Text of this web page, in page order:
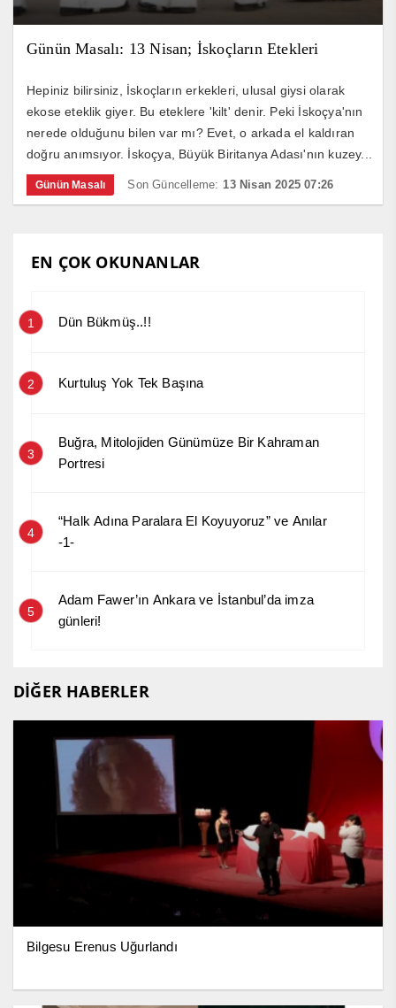
Günün Masalı: 13 Nisan; İskoçların Etekleri
Hepiniz bilirsiniz, İskoçların erkekleri, ulusal giysi olarak
ekose eteklik giyer. Bu eteklere 'kilt' denir. Peki İskoçya'nın
nerede olduğunu bilen var mı? Evet, o arkada el kaldıran
doğru anımsıyor. İskoçya, Büyük Biritanya Adası'nın kuzey...
Günün Masalı Son Güncelleme: 13 Nisan 2025 07:26
EN ÇOK OKUNANLAR
1 Dün Bükmüş..!!
2 Kurtuluş Yok Tek Başına
3
Buğra, Mitolojiden Günümüze Bir Kahraman
Portresi
4
“Halk Adına Paralara El Koyuyoruz” ve Anılar
-1-
5
Adam Fawer’ın Ankara ve İstanbul’da imza
günleri!
DİĞER HABERLER
Bilgesu Erenus Uğurlandı